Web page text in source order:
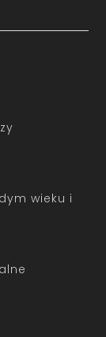
wieku i